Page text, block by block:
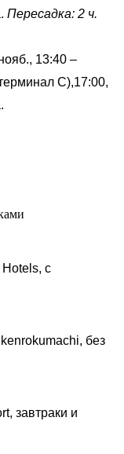
Пересадка: 2 ч.
13:40 –
С),17:00,
Hotels, с
, без
, завтраки и